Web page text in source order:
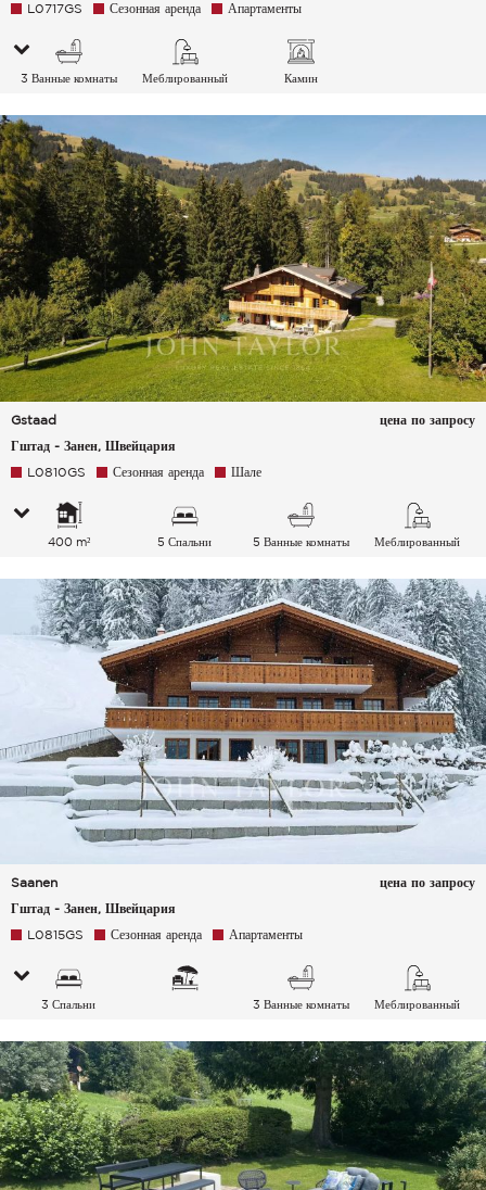
L0717GS Сезонная аренда Апартаменты
3 Ванные комнаты Меблированный Камин
Gstaad
Гштад - Занен, Швейцария
цена по запросу
L0810GS Сезонная аренда Шале
400 m² 5 Спальни 5 Ванные комнаты Меблированный
Saanen
Гштад - Занен, Швейцария
цена по запросу
L0815GS Сезонная аренда Апартаменты
3 Спальни 3 Ванные комнаты Меблированный